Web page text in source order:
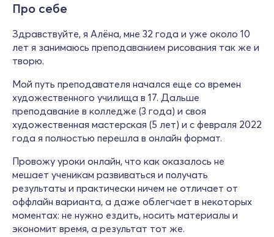
Про себе
Здравствуйте, я Алёна, мне 32 года и уже около 10
лет я занимаюсь преподаванием рисования так же и
творю.
Мой путь преподавателя начался еще со времен
художественного училища в 17. Дальше
преподавание в колледже (3 года) и своя
художественная мастерская (5 лет) и с февраля 2022
года я полностью перешла в онлайн формат.
Провожу уроки онлайн, что как оказалось не
мешает ученикам развиваться и получать
результаты и практически ничем не отличает от
оффлайн варианта, а даже облегчает в некоторых
моментах: не нужно ездить, носить материалы и
экономит время, а результат тот же.